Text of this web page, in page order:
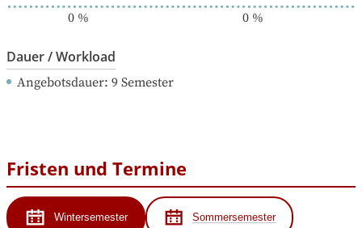
0% 0%
Dauer / Workload
Angebotsdauer: 9 Semester
Fristen und Termine
Wintersemester Sommersemester